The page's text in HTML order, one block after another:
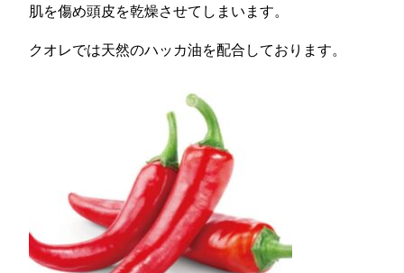
肌を傷め頭皮を乾燥させてしまいます。
クオレでは天然のハッカ油を配合しております。